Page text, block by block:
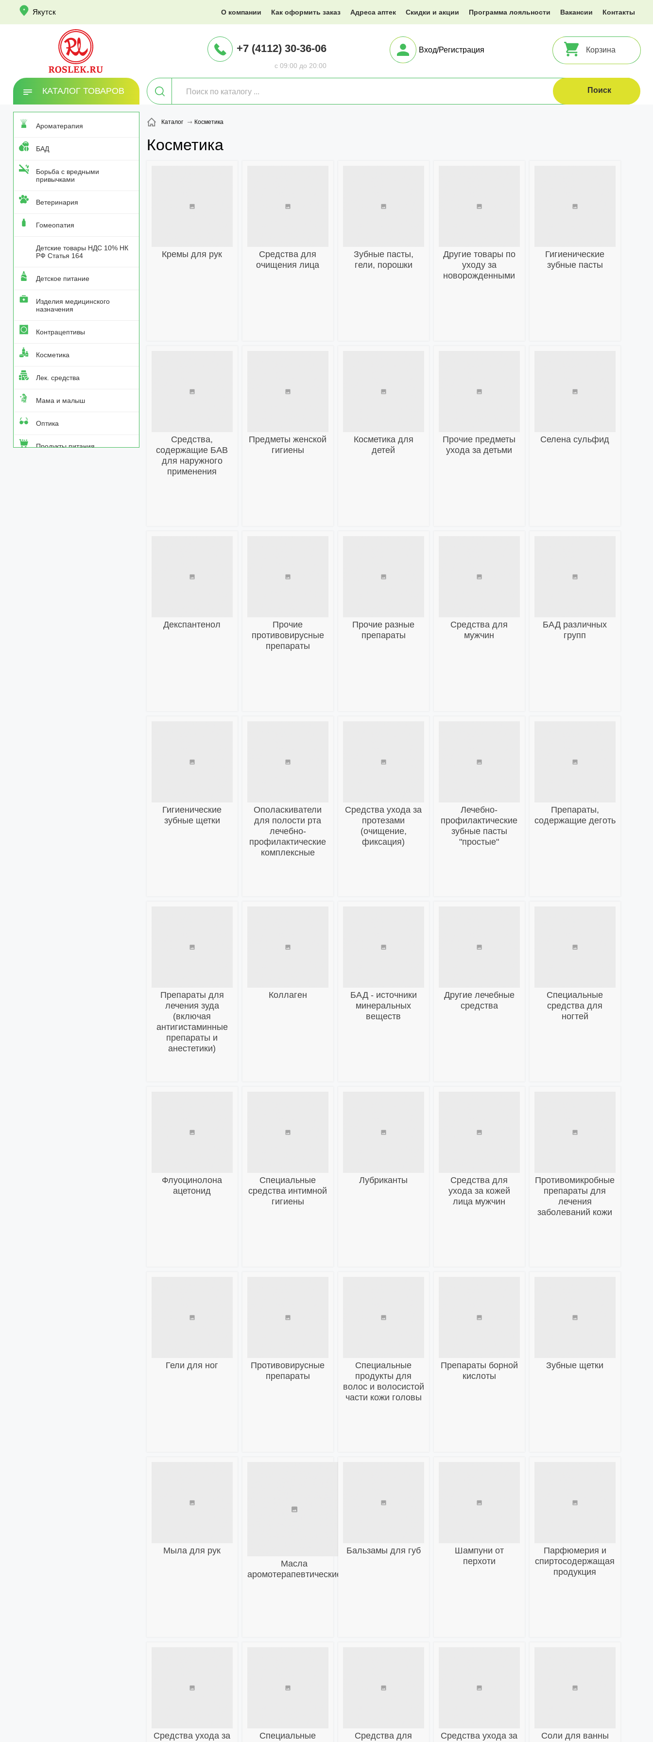
info@XXX.ru
О компании Как оформить заказ Адреса аптек Скидки и акции Программа лояльности Вакансии Контакты
с 09:00 до 20:00
+7 (4112) 30-36-06 Корзина
Вход/Регистрация
Якутск
КАТАЛОГ ТОВАРОВ
Ароматерапия
БАД
Борьба с вредными
привычками
Ветеринария
Гомеопатия
Детские товары НДС 10% НК
РФ Статья 164
Детское питание
Изделия медицинского
назначения
Контрацептивы
Косметика
Лек. средства
Мама и малыш
Оптика
Продукты питания
Каталог Косметика
Косметика
Кремы для рук
Средства для
очищения лица
Зубные пасты,
гели, порошки
Другие товары по
уходу за
новорожденными
Гигиенические
зубные пасты
Средства,
содержащие БАВ
для наружного
применения
Предметы женской
гигиены
Косметика для
детей
Прочие предметы
ухода за детьми
Селена сульфид
Декспантенол
Прочие
противовирусные
препараты
Прочие разные
препараты
Средства для
мужчин
БАД различных
групп
Гигиенические
зубные щетки
Ополаскиватели
для полости рта
лечебно-
профилактические
комплексные
Средства ухода за
протезами
(очищение,
фиксация)
Лечебно-
профилактические
зубные пасты
"простые"
Препараты,
содержащие деготь
Препараты для
лечения зуда
(включая
антигистаминные
препараты и
анестетики)
Коллаген
БАД - источники
минеральных
веществ
Другие лечебные
средства
Специальные
средства для
ногтей
Флуоцинолона
ацетонид
Специальные
средства интимной
гигиены
Лубриканты
Средства для
ухода за кожей
лица мужчин
Противомикробные
препараты для
лечения
заболеваний кожи
Гели для ног
Противовирусные
препараты
Специальные
продукты для
волос и волосистой
части кожи головы
Препараты борной
кислоты
Зубные щетки
Мыла для рук
Масла
аромотерапевтические
Бальзамы для губ
Шампуни от
перхоти
Парфюмерия и
спиртосодержащая
продукция
Средства ухода за
Специальные
Средства для
Средства ухода за
Соли для ванны